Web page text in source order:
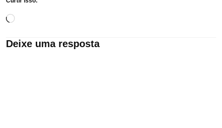
Carregando...
Deixe uma resposta